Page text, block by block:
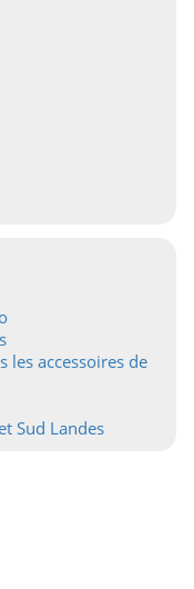
les accessoires de
Sud Landes